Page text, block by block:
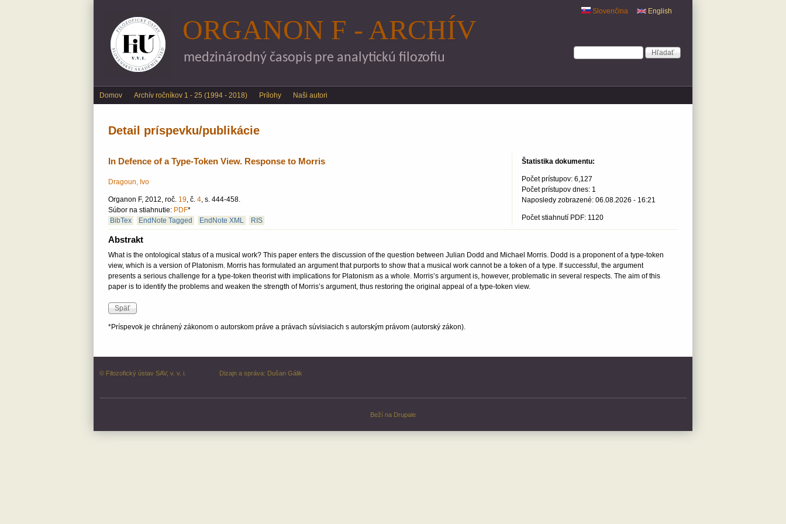
English
Slovenčina
Vyhľadávanie
Hľadať
ORGANON F - ARCHÍV
medzinárodný časopis pre analytickú filozofiu
Main menu
Domov Archív ročníkov 1 - 25 (1994 - 2018) Prílohy Naši autori
Detail príspevku/publikácie
In Defence of a Type-Token View. Response to Morris
Dragoun, Ivo
Organon F, 2012, roč. 19, č. 4, s. 444-458.
Súbor na stiahnutie: PDF*
BibTex
EndNote Tagged EndNote XML RIS
Štatistika dokumentu:
Počet prístupov: 6,127
Počet prístupov dnes: 1
Naposledy zobrazené: 06.08.2026 - 16:21
Počet stiahnutí PDF: 1120
Abstrakt
What is the ontological status of a musical work? This paper enters the discussion of the question between Julian Dodd and Michael Morris. Dodd is a proponent of a type-token
view, which is a version of Platonism. Morris has formulated an argument that purports to show that a musical work cannot be a token of a type. If successful, the argument
presents a serious challenge for a type-token theorist with implications for Platonism as a whole. Morris’s argument is, however, problematic in several respects. The aim of this
paper is to identify the problems and weaken the strength of Morris’s argument, thus restoring the original appeal of a type-token view.
*Príspevok je chránený zákonom o autorskom práve a právach súvisiacich s autorským právom (autorský zákon).
© Filozofický ústav SAV, v. v. i. Dizajn a správa: Dušan Gálik
Beží na Drupale